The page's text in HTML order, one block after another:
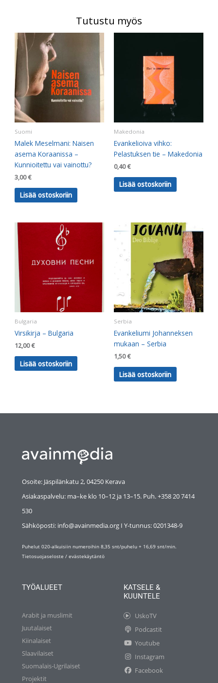
Tutustu myös
Suomi
Malek Meselmani: Naisen
asema Koraanissa –
Kunnioitettu vai vainottu?
3,00€
Lisää ostoskoriin
Makedonia
Evankelioiva vihko:
Pelastuksen tie – Makedonia
0,40€
Lisää ostoskoriin
Bulgaria
Virsikirja – Bulgaria
12,00€
Lisää ostoskoriin
Serbia
Evankeliumi Johanneksen
mukaan – Serbia
1,50€
Lisää ostoskoriin
Osoite: Jäspilänkatu 2, 04250 Kerava
Asiakaspalvelu: ma–ke klo 10–12 ja 13–15. Puh. +358 20 7414
530
Sähköposti: info@avainmedia.org I Y-tunnus:0201348-9
Puhelut 020-alkuisiin numeroihin 8,35 snt/puhelu + 16,69 snt/min.
Tietosuojaseloste / evästekäytäntö
TYÖALUEET
Arabit ja muslimit
Juutalaiset
Kiinalaiset
Slaavilaiset
Suomalais-Ugrilaiset
Projektit
KATSELE &
KUUNTELE
UskoTV
Podcastit
Youtube
Instagram
Facebook